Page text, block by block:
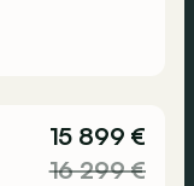
15 899 €
16 299 €